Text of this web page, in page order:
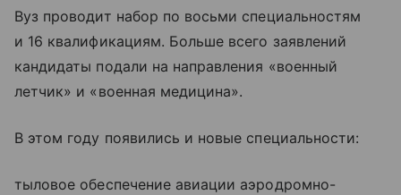
Вуз проводит набор по восьми специальностям
и 16 квалификациям. Больше всего заявлений
кандидаты подали на направления «военный
летчик» и «военная медицина».
В этом году появились и новые специальности:
тыловое обеспечение авиации аэродромно-